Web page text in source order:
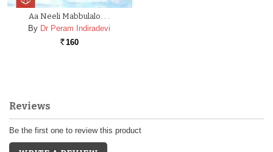
Aa Neeli Mabbulalo. . .
By Dr Peram Indiradevi
Rs. 160
Reviews
Be the first one to review this product